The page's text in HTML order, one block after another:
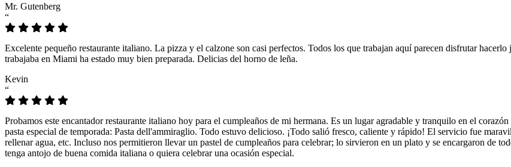
Mr. Gutenberg
“
Excelente pequeño restaurante italiano. La pizza y el calzone son casi perfectos. Todos los que trabajan aquí parecen disfrutar
trabajaba en Miami ha estado muy bien preparada. Delicias del horno de leña.
Kevin
“
Probamos este encantador restaurante italiano hoy para el cumpleaños de mi hermana. Es un lugar agradable y tranquilo en el
pasta especial de temporada: Pasta dell'ammiraglio. Todo estuvo delicioso. ¡Todo salió fresco, caliente y rápido! El servicio fue
rellenar agua, etc. Incluso nos permitieron llevar un pastel de cumpleaños para celebrar; lo sirvieron en un plato y se encargaron de
tenga antojo de buena comida italiana o quiera celebrar una ocasión especial.